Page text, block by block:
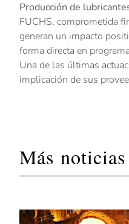
Producción de
FUCHS, comprometida
generan un impacto
forma directa en
Una de las últimas
implicación de sus
Más noticias